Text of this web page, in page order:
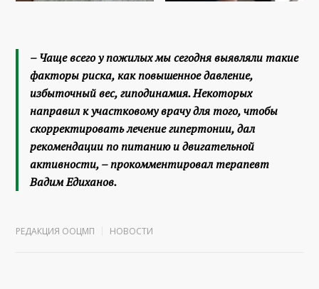
– Чаще всего у пожилых мы сегодня выявляли такие
факторы риска, как повышенное давление,
избыточный вес, гиподинамия. Некоторых
направил к участковому врачу для того, чтобы
скорректировать лечение гипертонии, дал
рекомендации по питанию и двигательной
активности, – прокомментировал терапевт
Вадим Едиханов.
РЕДАКЦИЯ ООЦМП НОВОСТИ